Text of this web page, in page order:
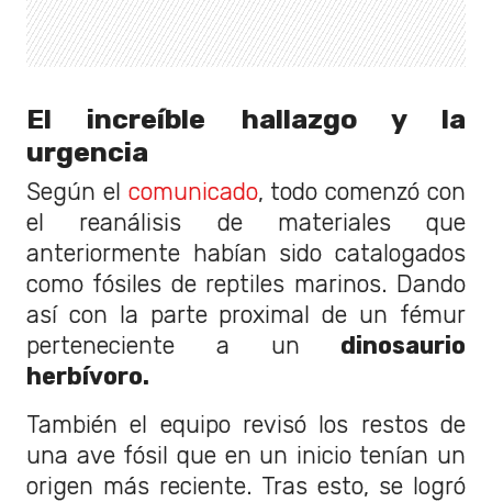
El increíble hallazgo y la
urgencia
Según el comunicado, todo comenzó con
el reanálisis de materiales que
anteriormente habían sido catalogados
como fósiles de reptiles marinos. Dando
así con la parte proximal de un fémur
perteneciente a un dinosaurio
herbívoro.
También el equipo revisó los restos de
una ave fósil que en un inicio tenían un
origen más reciente. Tras esto, se logró